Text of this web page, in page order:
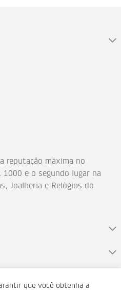
reputação máxima no
1000 e o segundo lugar na
Joalheria e Relógios do
que você obtenha a